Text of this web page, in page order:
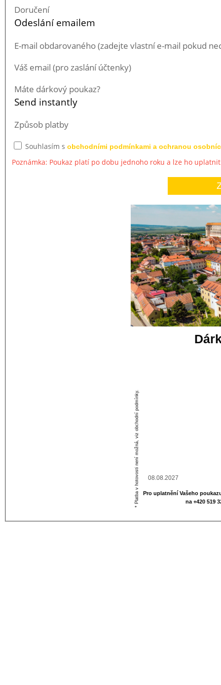
Doručení
Odeslání emailem
E-mail obdarovaného (zadejte vlastní e-mail pokud
Váš email (pro zaslání účtenky)
Máte dárkový poukaz?
Send instantly
Způsob platby
Souhlasím s obchodními podmínkami a ochranou
Poznámka: Poukaz platí po dobu jednoho roku a lze ho
Pro uplatnění Vašeho
na +420 519
* Platba v hotovosti není možná, viz obchodní podmínky.